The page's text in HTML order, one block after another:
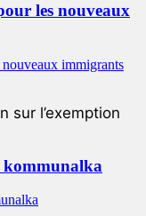
les nouveaux
sur l’exemption
kommunalka